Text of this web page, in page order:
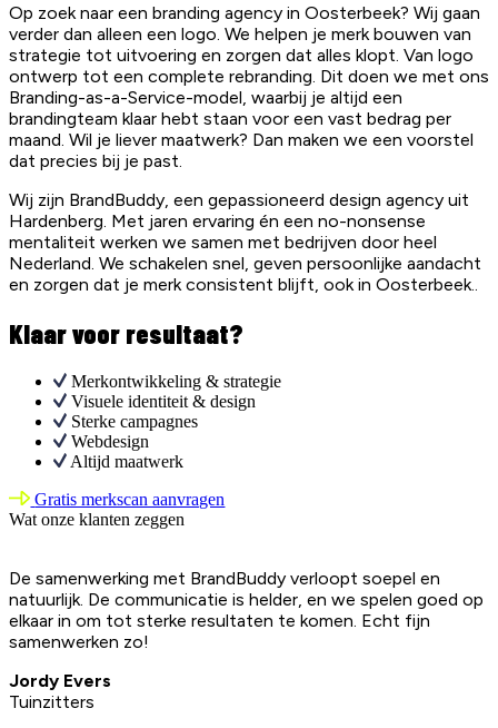
Op zoek naar een branding agency in Oosterbeek? Wij gaan
verder dan alleen een logo. We helpen je merk bouwen van
strategie tot uitvoering en zorgen dat alles klopt. Van logo
ontwerp tot een complete rebranding. Dit doen we met ons
Branding-as-a-Service-model, waarbij je altijd een
brandingteam klaar hebt staan voor een vast bedrag per
maand. Wil je liever maatwerk? Dan maken we een voorstel
dat precies bij je past.
Wij zijn BrandBuddy, een gepassioneerd design agency uit
Hardenberg. Met jaren ervaring én een no-nonsense
mentaliteit werken we samen met bedrijven door heel
Nederland. We schakelen snel, geven persoonlijke aandacht
en zorgen dat je merk consistent blijft, ook in Oosterbeek..
Klaar voor resultaat?
Merkontwikkeling & strategie
Visuele identiteit & design
Sterke campagnes
Webdesign
Altijd maatwerk
Gratis merkscan aanvragen
Wat onze klanten zeggen
De samenwerking met BrandBuddy verloopt soepel en
natuurlijk. De communicatie is helder, en we spelen goed op
elkaar in om tot sterke resultaten te komen. Echt fijn
samenwerken zo!
Jordy Evers
Tuinzitters